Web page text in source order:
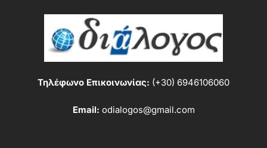
Τηλέφωνο Επικοινωνίας: (+30) 6946106060
Email: odialogos@gmail.com